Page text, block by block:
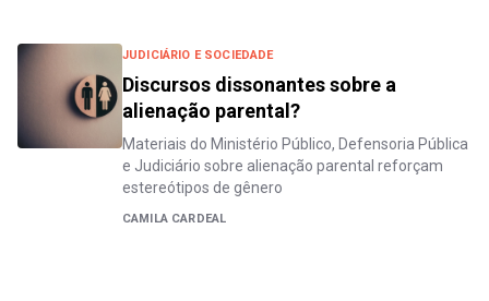
JUDICIÁRIO E SOCIEDADE
Discursos dissonantes sobre a
alienação parental?
Materiais do Ministério Público, Defensoria Pública
e Judiciário sobre alienação parental reforçam
estereótipos de gênero
CAMILA CARDEAL